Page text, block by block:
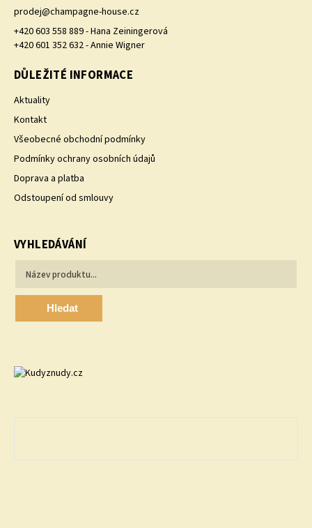
prodej@champagne-house.cz
+420 603 558 889 - Hana Zeiningerová
+420 601 352 632 - Annie Wigner
DŮLEŽITÉ INFORMACE
Aktuality
Kontakt
Všeobecné obchodní podmínky
Podmínky ochrany osobních údajů
Doprava a platba
Odstoupení od smlouvy
VYHLEDÁVÁNÍ
Hledat